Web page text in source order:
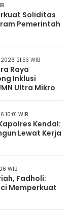
Soliditas
Pemerintah
21:53 WIB
Raya
Inklusi
Ultra Mikro
10:01 WIB
Kendal:
Lewat Kerja
WIB
Fadholi:
Memperkuat